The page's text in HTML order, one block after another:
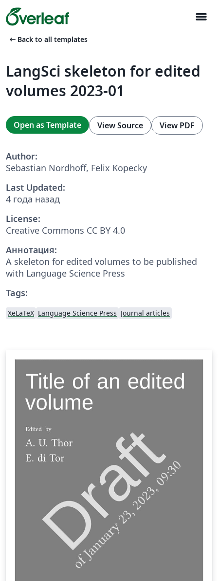
menu
arrow_left_alt Back to all templates
LangSci skeleton for edited
volumes 2023-01
Open as Template View Source View PDF
Author:
Sebastian Nordhoff, Felix Kopecky
Last Updated:
4 года назад
License:
Creative Commons CC BY 4.0
Аннотация:
A skeleton for edited volumes to be published
with Language Science Press
Tags:
XeLaTeX Language Science Press Journal articles